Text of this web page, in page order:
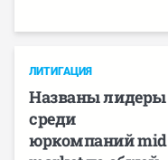
ЛИТИГАЦИЯ
Названы лидеры
среди
юркомпаний mid